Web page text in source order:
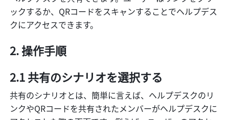
ックするか、QRコードをスキャンすることでヘルプデス
クにアクセスできます。
2. 操作手順
2.1 共有のシナリオを選択する
共有のシナリオとは、簡単に言えば、ヘルプデスクのリ
ンクやQRコードを共有されたメンバーがヘルプデスクに